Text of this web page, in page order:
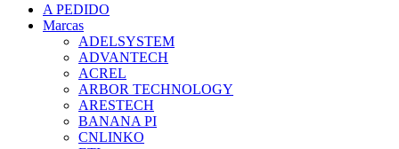
A PEDIDO
Marcas
ADELSYSTEM
ADVANTECH
ACREL
ARBOR TECHNOLOGY
ARESTECH
BANANA PI
CNLINKO